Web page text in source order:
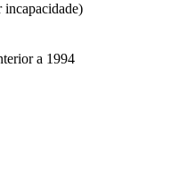
a 1994